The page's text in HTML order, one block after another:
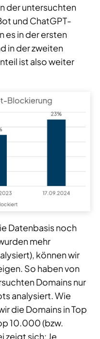
der untersuchten
und ChatGPT-
es in der ersten
in der zweiten
ist also weiter
Datenbasis noch
mehr
können wir
So haben von
Domains nur
analysiert. Wie
die Domains in Top
10.000 (bzw.
zeigt sich: Je